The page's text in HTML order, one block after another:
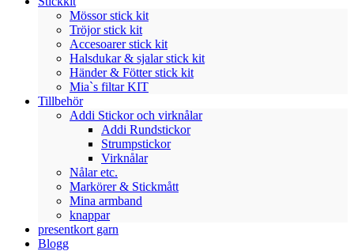
Mössor stick kit
Tröjor stick kit
Accesoarer stick kit
Halsdukar & sjalar stick kit
Händer & Fötter stick kit
Mia`s filtar KIT
Tillbehör
Addi Stickor och virknålar
Addi Rundstickor
Strumpstickor
Virknålar
Nålar etc.
Markörer & Stickmått
Mina armband
knappar
presentkort garn
Blogg